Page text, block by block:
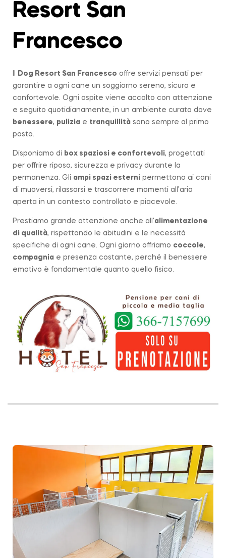
Resort San
Francesco
Dog Resort San Francesco offre servizi pensati per
garantire a ogni cane un soggiorno sereno, sicuro e
confortevole. Ogni ospite viene accolto con attenzione
e seguito quotidianamente, in un ambiente curato dove
benessere, pulizia e tranquillità sono sempre al primo
posto.
Disponiamo di box spaziosi e confortevoli, progettati
per offrire riposo, sicurezza e privacy durante la
permanenza. Gli ampi spazi esterni permettono ai cani
di muoversi, rilassarsi e trascorrere momenti all’aria
aperta in un contesto controllato e piacevole.
Prestiamo grande attenzione anche all’alimentazione
di qualità, rispettando le abitudini e le necessità
specifiche di ogni cane. Ogni giorno offriamo coccole,
compagnia e presenza costante, perché il benessere
emotivo è fondamentale quanto quello fisico.